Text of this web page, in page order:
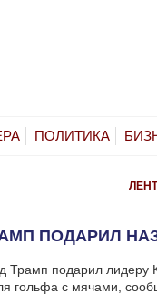
ПОЛИТИКА
ПОДАРИЛ
подарил лидеру
гольфа с мячами,